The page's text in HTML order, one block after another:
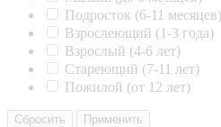
Подросток (6-11 месяцев)
Взрослеющий (1-3 года)
Взрослый (4-6 лет)
Стареющий (7-11 лет)
Пожилой (от 12 лет)
Сбросить Применить